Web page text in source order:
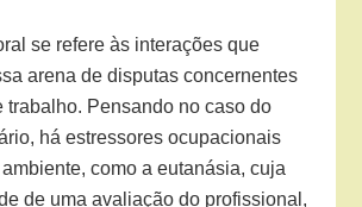
se refere às interações que
arena de disputas concernentes
trabalho. Pensando no caso do
há estressores ocupacionais
como a eutanásia, cuja
de uma avaliação do profissional,